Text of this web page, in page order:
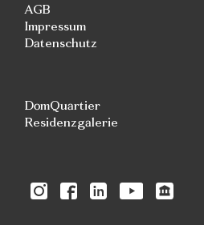
AGB
Impressum
Datenschutz
DomQuartier
Residenzgalerie